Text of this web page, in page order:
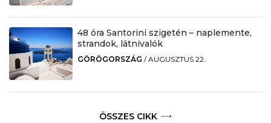
48 óra Santorini szigetén – naplemente,
strandok, látnivalók
GÖRÖGORSZÁG /AUGUSZTUS 22.
ÖSSZES CIKK